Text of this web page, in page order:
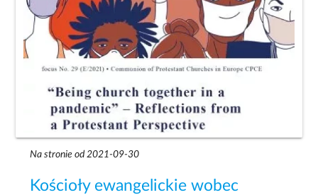
Na stronie od 2021-09-30
Kościoły ewangelickie wobec